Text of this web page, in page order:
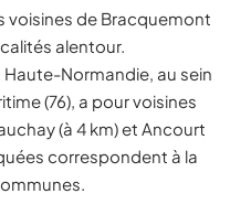
voisines de Bracquemont
alentour.
Normandie, au sein
(76), a pour voisines
(à 4 km) et Ancourt
correspondent à la